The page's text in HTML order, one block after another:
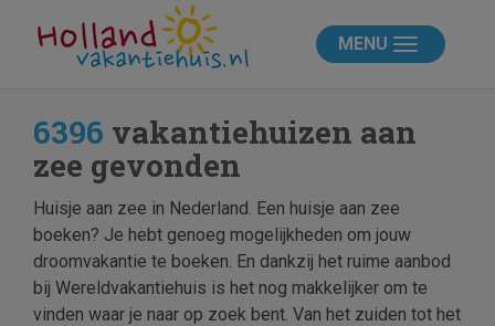
MENU
6396 vakantiehuizen aan
zee gevonden
Huisje aan zee in Nederland. Een huisje aan zee
boeken? Je hebt genoeg mogelijkheden om jouw
droomvakantie te boeken. En dankzij het ruime aanbod
bij Wereldvakantiehuis is het nog makkelijker om te
vinden waar je naar op zoek bent. Van het zuiden tot het